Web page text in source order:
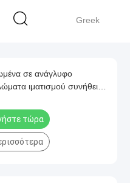
Greek
σε ανάγλυφο
ιματισμού συνήθειας
τώρα